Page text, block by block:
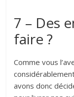
7 – Des
faire ?
Comme vous
avons donc